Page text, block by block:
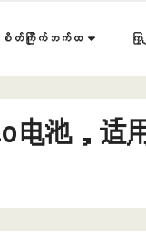
စိတ်ကြိုက်ဘက်ထ က
电池，适